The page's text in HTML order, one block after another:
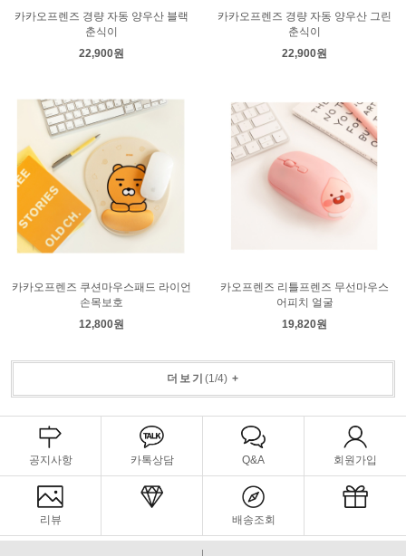
카카오프렌즈 경량 자동 양우산 블랙
춘식이
22,900원
카카오프렌즈 경량 자동 양우산 그린
춘식이
22,900원
카카오프렌즈 쿠션마우스패드 라이언
손목보호
12,800원
카오프렌즈 리틀프렌즈 무선마우스
어피치 얼굴
19,820원
더보기 (1/4)+
공지사항 카톡상담 Q&A 회원가입
리뷰 배송조회